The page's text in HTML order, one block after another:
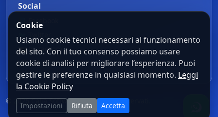
Social
📘
Facebook
🐦
📷 Instagram
🔗LinkedIn
© 2026 Calia Software. Tutti i diritti riservati.
Cookie
Usiamo cookie tecnici necessari al funzionamento
del sito. Con il tuo consenso possiamo usare
cookie di analisi per migliorare l’esperienza. Puoi
gestire le preferenze in qualsiasi momento. Leggi
la Cookie Policy
Impostazioni Rifiuta Accetta